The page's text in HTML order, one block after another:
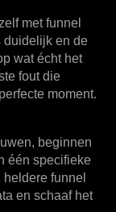
metfunnel
duidelijk en de
wat écht het
fout die
moment.
beginnen
één specifieke
funnel
en schaaf het